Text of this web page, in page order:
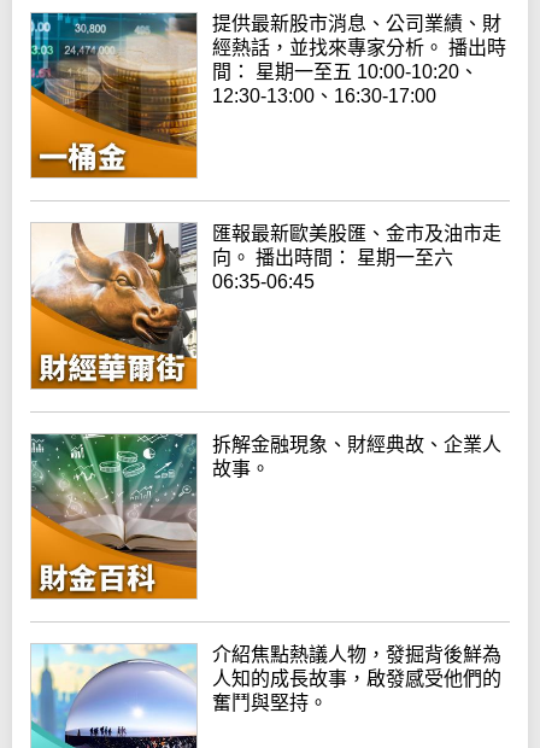
提供最新股市消息、公司業績、財
經熱話，並找來專家分析。 播出時
間： 星期一至五 10:00-10:20、
12:30-13:00、16:30-17:00
匯報最新歐美股匯、金市及油市走
向。 播出時間： 星期一至六
06:35-06:45
拆解金融現象、財經典故、企業人
故事。
介紹焦點熱議人物，發掘背後鮮為
人知的成長故事，啟發感受他們的
奮鬥與堅持。